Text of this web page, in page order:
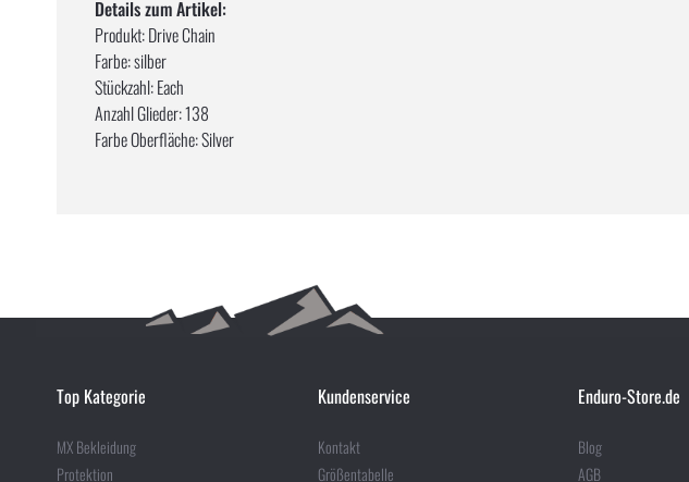
Details zum Artikel:
Produkt: Drive Chain
Farbe: silber
Stückzahl: Each
Anzahl Glieder: 138
Farbe Oberfläche: Silver
Top Kategorie
MX Bekleidung
Protektion
Kundenservice
Kontakt
Größentabelle
Enduro-Store.de
Blog
AGB